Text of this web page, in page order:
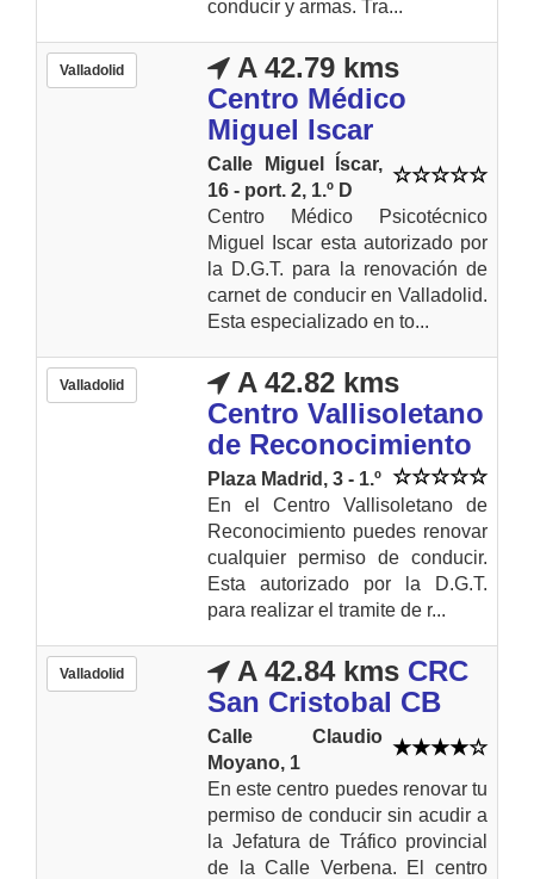
conducir y armas. Tra...
Valladolid
A 42.79 kms
Centro Médico
Miguel Iscar
Calle Miguel Íscar,
16 - port. 2, 1.º D
Centro Médico Psicotécnico
Miguel Iscar esta autorizado por
la D.G.T. para la renovación de
carnet de conducir en Valladolid.
Esta especializado en to...
Valladolid
A 42.82 kms
Centro Vallisoletano
de Reconocimiento
Plaza Madrid, 3 - 1.º
En el Centro Vallisoletano de
Reconocimiento puedes renovar
cualquier permiso de conducir.
Esta autorizado por la D.G.T.
para realizar el tramite de r...
Valladolid A 42.84 kms CRC
San Cristobal CB
Calle Claudio
Moyano, 1
En este centro puedes renovar tu
permiso de conducir sin acudir a
la Jefatura de Tráfico provincial
de la Calle Verbena. El centro